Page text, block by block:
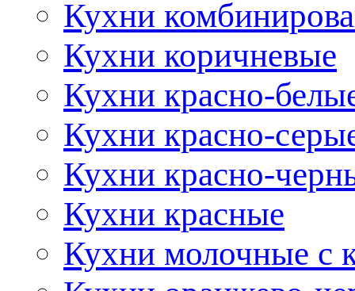
Кухни
Кухни коричневые
Кухни красно-
Кухни красно-
Кухни красно-
Кухни красные
Кухни молочные с